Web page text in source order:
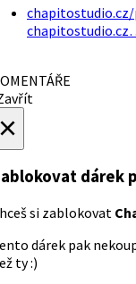
dárek
si zablokovat
dárek pak
ty :)